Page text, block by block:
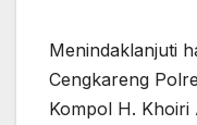
Menindaklanjuti
Cengkareng
Kompol H. Khoiri